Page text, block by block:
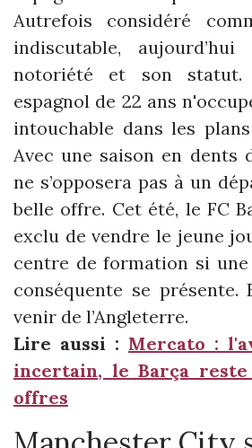
Autrefois considéré
indiscutable, aujourd’hui
notoriété et son statut.
espagnol de 22 ans
intouchable dans les
Avec une saison en dents
ne s’opposera pas à un
belle offre. Cet été, le FC
exclu de vendre le jeune
centre de formation si
conséquente se
venir de l’Angleterre.
Lire aussi : Mercato :
incertain, le Barça
offres